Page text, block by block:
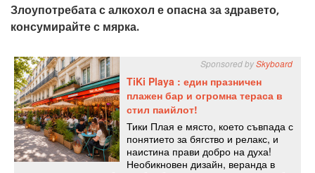
Злоупотребата с алкохол е опасна за здравето,
консумирайте с мярка.